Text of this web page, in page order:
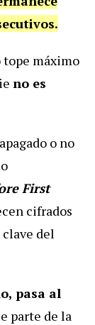
tope máximo
no es
o no
First
cifrados
del
pasa al
parte de la